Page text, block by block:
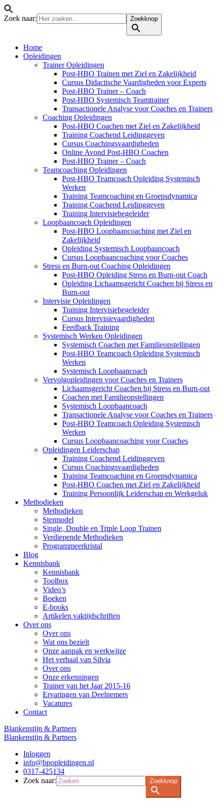
Zoek naar: Zoekknop
Home
Opleidingen
Trainer Opleidingen
Post-HBO Trainen met Ziel en Zakelijkheid
Cursus Didactische Vaardigheden voor Experts
Post-HBO Trainer – Coach
Post-HBO Systemisch Teamtrainer
Transactionele Analyse voor Coaches en Trainers
Coaching Opleidingen
Post-HBO Coachen met Ziel en Zakelijkheid
Training Coachend Leidinggeven
Cursus Coachingsvaardigheden
Online Avond Post-HBO Coachen
Post-HBO Trainer – Coach
Teamcoaching Opleidingen
Post-HBO Teamcoach Opleiding Systemisch
Werken
Training Teamcoaching en Groepsdynamica
Training Coachend Leidinggeven
Training Intervisiebegeleider
Loopbaancoach Opleidingen
Post-HBO Loopbaancoaching met Ziel en
Zakelijkheid
Opleiding Systemisch Loopbaancoach
Cursus Loopbaancoaching voor Coaches
Stress en Burn-out Coaching Opleidingen
Post-HBO Opleiding Stress en Burn-out Coach
Opleiding Lichaamsgericht Coachen bij Stress en
Burn-out
Intervisie Opleidingen
Training Intervisiebegeleider
Cursus Intervisievaardigheden
Feedback Training
Systemisch Werken Opleidingen
Systemisch Coachen met Familieopstellingen
Post-HBO Teamcoach Opleiding Systemisch
Werken
Systemisch Loopbaancoach
Vervolgopleidingen voor Coaches en Trainers
Lichaamsgericht Coachen bij Stress en Burn-out
Coachen met Familieopstellingen
Systemisch Loopbaancoach
Transactionele Analyse voor Coaches en Trainers
Post-HBO Teamcoach Opleiding Systemisch
Werken
Cursus Loopbaancoaching voor Coaches
Opleidingen Leiderschap
Training Coachend Leidinggeven
Cursus Coachingsvaardigheden
Training Teamcoaching en Groepsdynamica
Post-HBO Coachen met Ziel en Zakelijkheid
Training Persoonlijk Leiderschap en Werkgeluk
Methodieken
Methodieken
Stermodel
Single, Double en Triple Loop Trainen
Verdiepende Methodieken
Programmeerkristal
Blog
Kennisbank
Kennisbank
Toolbox
Video’s
Boeken
E-books
Artikelen vaktijdschriften
Over ons
Over ons
Wat ons bezielt
Onze aanpak en werkwijze
Het verhaal van Silvia
Over ons
Onze erkenningen
Trainer van het Jaar 2015-16
Ervaringen van Deelnemers
Vacatures
Contact
Blankenstijn & Partners
Blankenstijn & Partners
Inloggen
info@bpopleidingen.nl
0317-425134
Zoek naar:
Zoekknop